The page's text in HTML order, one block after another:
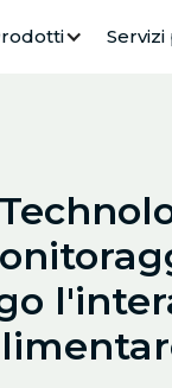
Servizi